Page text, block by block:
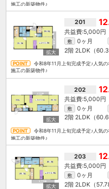
施工の新築物件♪
201
5,000円
敷 0ヶ月
2階 2LDK（
令和8年11月上旬完成予定♪人気
施工の新築物件♪
202
5,000円
敷 0ヶ月
2階 2LDK（
令和8年11月上旬完成予定♪人気
施工の新築物件♪
203
5,000円
敷 0ヶ月
2階 2LDK（